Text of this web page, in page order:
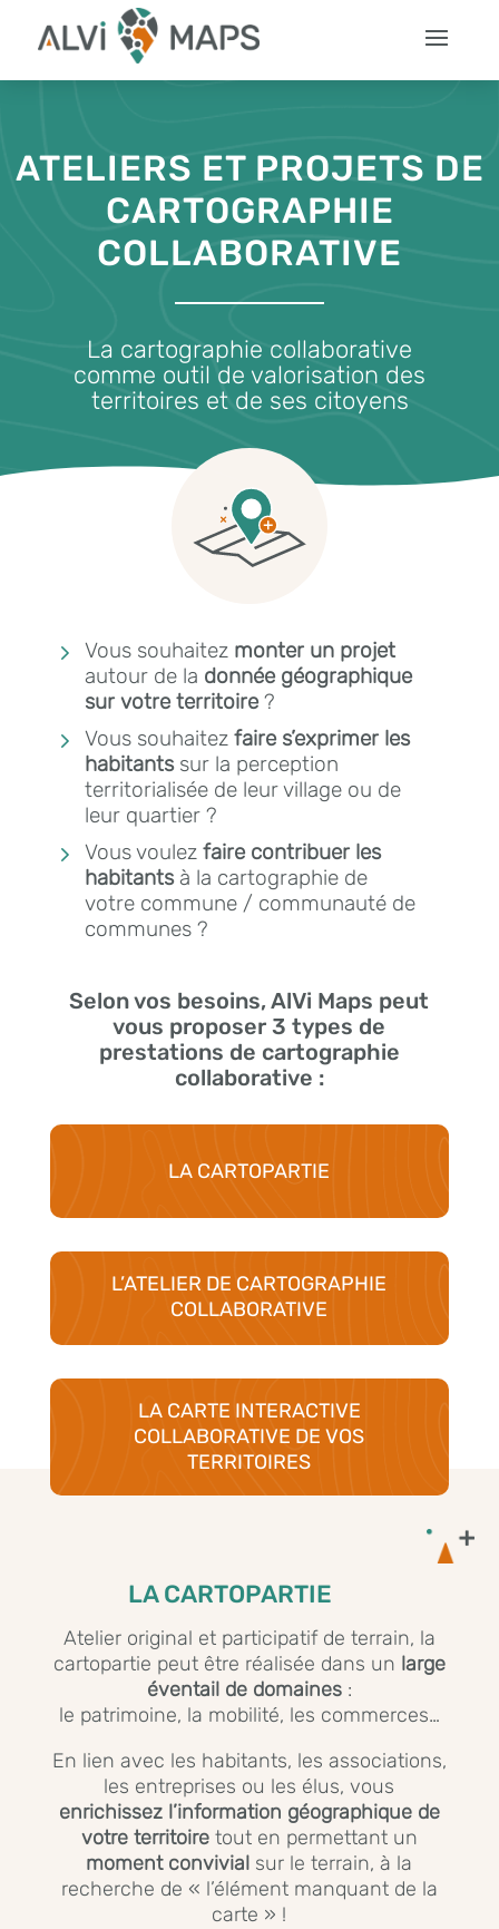
ATELIERS ET PROJETS DE
CARTOGRAPHIE
COLLABORATIVE
La cartographie collaborative
comme outil de valorisation des
territoires et de ses citoyens
5 Vous souhaitez monter un projet
autour de la donnée géographique
sur votre territoire?
5 Vous souhaitezfaire s’exprimer les
habitantssur la perception
territorialisée de leur village ou de
leur quartier ?
5 Vous voulezfaire contribuer les
habitantsà la cartographie de
votre commune / communauté de
communes ?
Selon vos besoins, AlVi Maps peut
vous proposer 3 types de
prestations de cartographie
collaborative :
LA CARTOPARTIE
L’ATELIER DE CARTOGRAPHIE
COLLABORATIVE
LA CARTE INTERACTIVE
COLLABORATIVE DE VOS
TERRITOIRES
LA CARTOPARTIE
Atelier original et participatif de terrain, la
cartopartie peut être réalisée dans un large
éventail de domaines:
le patrimoine, la mobilité, les commerces…
En lien avec les habitants, les associations,
les entreprises ou les élus, vous
enrichissez l’information géographique de
votre territoiretout en permettant un
moment convivial sur le terrain, à la
recherche de « l’élément manquant de la
carte » !